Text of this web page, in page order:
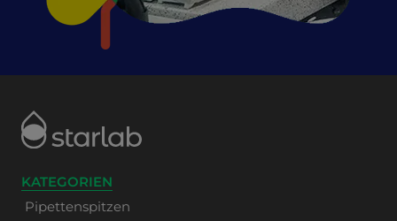
KATEGORIEN
Pipettenspitzen